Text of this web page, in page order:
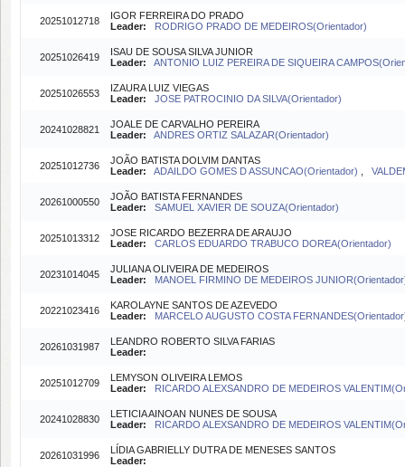
20251012718
IGOR FERREIRA DO PRADO
Leader:
RODRIGO PRADO DE MEDEIROS(Orientador)
20251026419
ISAU DE SOUSA SILVA JUNIOR
Leader:
ANTONIO LUIZ PEREIRA DE SIQUEIRA
20251026553
IZAURA LUIZ VIEGAS
Leader:
JOSE PATROCINIO DA SILVA(Orientador)
20241028821
JOALE DE CARVALHO PEREIRA
Leader:
ANDRES ORTIZ SALAZAR(Orientador)
20251012736
JOÃO BATISTA DOLVIM DANTAS
Leader:
ADAILDO GOMES D ASSUNCAO(Orientador)
20261000550
JOÃO BATISTA FERNANDES
Leader:
SAMUEL XAVIER DE SOUZA(Orientador)
20251013312
JOSE RICARDO BEZERRA DE ARAUJO
Leader:
CARLOS EDUARDO TRABUCO DOREA(Orientador)
20231014045
JULIANA OLIVEIRA DE MEDEIROS
Leader:
MANOEL FIRMINO DE MEDEIROS
20221023416
KAROLAYNE SANTOS DE AZEVEDO
Leader:
MARCELO AUGUSTO COSTA
20261031987
LEANDRO ROBERTO SILVA FARIAS
Leader:
20251012709
LEMYSON OLIVEIRA LEMOS
Leader:
RICARDO ALEXSANDRO DE MEDEIROS
20241028830
LETICIA AINOAN NUNES DE SOUSA
Leader:
RICARDO ALEXSANDRO DE MEDEIROS
20261031996
LÍDIA GABRIELLY DUTRA DE MENESES SANTOS
Leader: